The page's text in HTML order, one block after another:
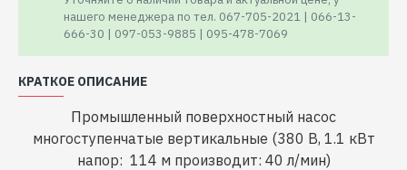
нашего менеджера по тел. 067-705-2021 | 066-13-
666-30 | 097-053-9885 | 095-478-7069
КРАТКОЕ ОПИСАНИЕ
Промышленный поверхностный насос
многоступенчатые вертикальные (380 В, 1.1 кВт
напор: 114 м производит: 40 л/мин)